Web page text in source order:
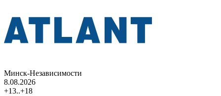
Минск-Независимости
8.08.2026
+13..+18